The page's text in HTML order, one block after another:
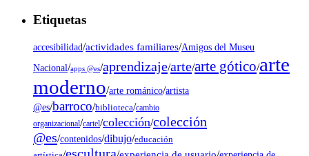
Etiquetas
accesibilidad/actividades familiares/Amigos del Museu
Nacional/apps @es/aprendizaje/arte/arte gótico/arte
moderno/arte románico/artista
@es/barroco/biblioteca/cambio
organizacional/cartel/colección/colección
@es/contenidos/dibujo/educación